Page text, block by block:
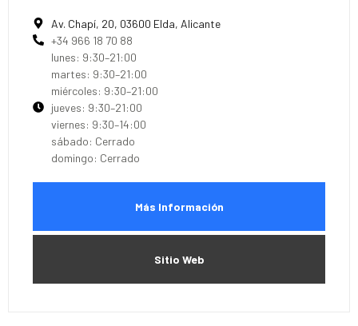
Av. Chapí, 20, 03600 Elda, Alicante
+34 966 18 70 88
lunes: 9:30–21:00
martes: 9:30–21:00
miércoles: 9:30–21:00
jueves: 9:30–21:00
viernes: 9:30–14:00
sábado: Cerrado
domingo: Cerrado
Más Información
Sitio Web